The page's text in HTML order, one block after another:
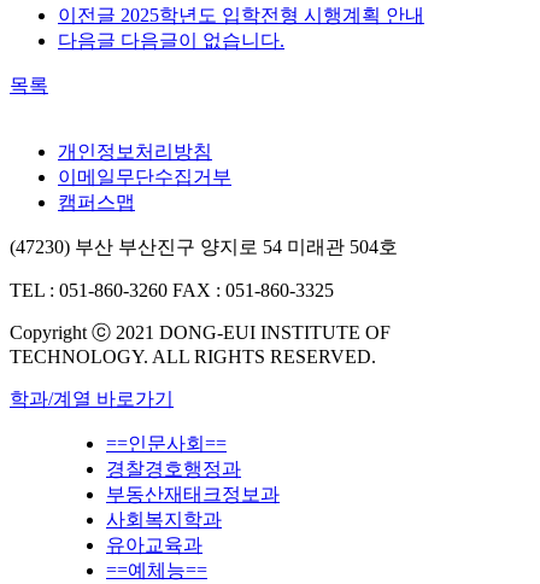
이전글 2025학년도 입학전형 시행계획 안내
다음글 다음글이 없습니다.
목록
개인정보처리방침
이메일무단수집거부
캠퍼스맵
(47230) 부산 부산진구 양지로 54 미래관 504호
TEL : 051-860-3260 FAX : 051-860-3325
Copyright ⓒ 2021 DONG-EUI INSTITUTE OF
TECHNOLOGY. ALL RIGHTS RESERVED.
학과/계열 바로가기
==인문사회==
경찰경호행정과
부동산재태크정보과
사회복지학과
유아교육과
==예체능==